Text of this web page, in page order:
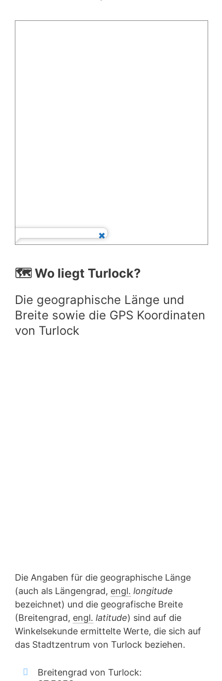
🗺️ Wo liegt Turlock?
Die geographische Länge und
Breite sowie die GPS Koordinaten
von Turlock
Die Angaben für die geographische Länge
(auch als Längengrad, engl. longitude
bezeichnet) und die geografische Breite
(Breitengrad, engl. latitude) sind auf die
Winkelsekunde ermittelte Werte, die sich auf
das Stadtzentrum von Turlock beziehen.
Breitengrad von Turlock: